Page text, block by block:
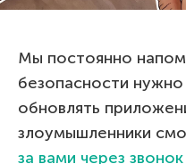
Мы постоянно
безопасности
обновлять
злоумышленники
за вами через